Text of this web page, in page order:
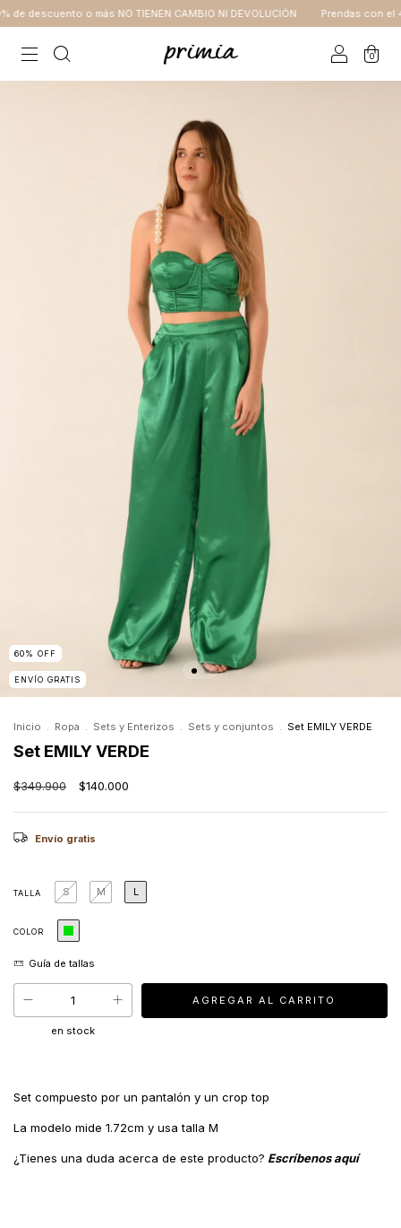
descuento o más NO TIENEN CAMBIO NI DEVOLUCIÓN Prendas con el
0
60% OFF
ENVÍO GRATIS
Inicio Ropa Sets y Enterizos Sets y conjuntos Set EMILY VERDE
Set EMILY VERDE
$349.900 $140.000
Envío gratis
TALLA S M L
COLOR
en stock
Set compuesto por un pantalón y un crop top
La modelo mide 1.72cm y usa talla M
¿Tienes una duda acerca de este producto? Escríbenos aquí